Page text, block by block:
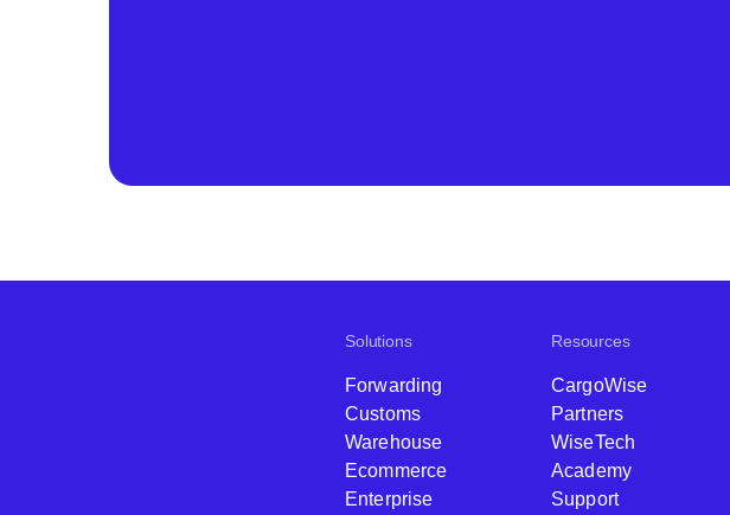
Solutions
Forwarding
Customs
Warehouse
Ecommerce
Enterprise
Resources
CargoWise
Partners
WiseTech
Academy
Support